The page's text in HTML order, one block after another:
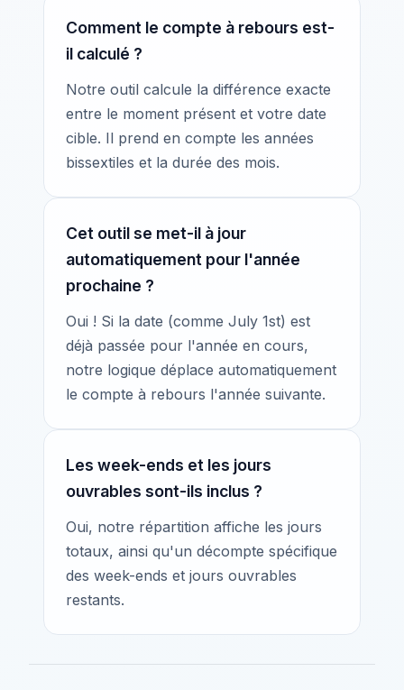
Comment le compte à rebours est-
il calculé ?
Notre outil calcule la différence exacte
entre le moment présent et votre date
cible. Il prend en compte les années
bissextiles et la durée des mois.
Cet outil se met-il à jour
automatiquement pour l'année
prochaine ?
Oui ! Si la date (comme July 1st) est
déjà passée pour l'année en cours,
notre logique déplace automatiquement
le compte à rebours l'année suivante.
Les week-ends et les jours
ouvrables sont-ils inclus ?
Oui, notre répartition affiche les jours
totaux, ainsi qu'un décompte spécifique
des week-ends et jours ouvrables
restants.